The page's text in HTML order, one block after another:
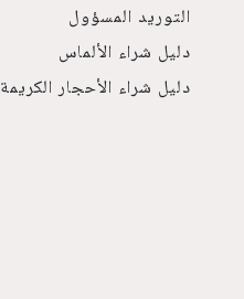
التوريد المسؤول
دليل شراء الألماس
دليل شراء الأحجار الكريمة